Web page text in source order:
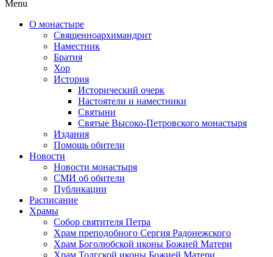
Menu
О монастыре
Священноархимандрит
Наместник
Братия
Хор
История
Исторический очерк
Настоятели и наместники
Святыни
Святые Высоко-Петровского монастыря
Издания
Помощь обители
Новости
Новости монастыря
СМИ об обители
Публикации
Расписание
Храмы
Собор святителя Петра
Храм преподобного Сергия Радонежского
Храм Боголюбской иконы Божией Матери
Храм Толгской иконы Божией Матери